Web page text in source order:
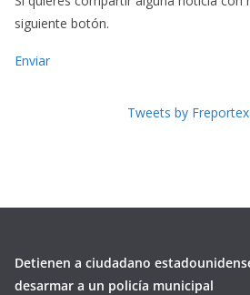
siguiente botón.
Enviar
Tweets by
Detienen a ciudadano
desarmar a un policía municipal